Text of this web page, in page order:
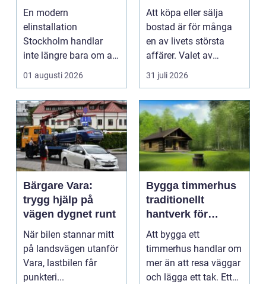
framtidssäker el i
företagslokaler
En modern
elinstallation
Stockholm handlar
inte längre bara om att
få belysning och uttag
på rätt pl...
01 augusti 2026
bostadsaffär
Att köpa eller sälja
bostad är för många
en av livets största
affärer. Valet av
mäklare Värnamo
påve...
31 juli 2026
Bärgare Vara:
trygg hjälp på
vägen dygnet runt
När bilen stannar mitt
på landsvägen utanför
Vara, lastbilen får
punkteri...
Bygga timmerhus
traditionellt
hantverk för
moderna behov
Att bygga ett
timmerhus handlar om
mer än att resa väggar
och lägga ett tak. Ett